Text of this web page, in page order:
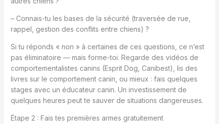
– Connais-tu les bases de la sécurité (traversée de rue,
rappel, gestion des conflits entre chiens) ?
Si tu réponds « non » à certaines de ces questions, ce n’est
pas éliminatoire — mais forme-toi. Regarde des vidéos de
comportementalistes canins (Esprit Dog, Canibest), lis des
livres sur le comportement canin, ou mieux : fais quelques
stages avec un éducateur canin. Un investissement de
quelques heures peut te sauver de situations dangereuses.
Étape 2 : Fais tes premières armes gratuitement